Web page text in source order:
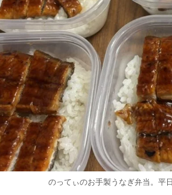
のってぃのお手製うなぎ弁当。平